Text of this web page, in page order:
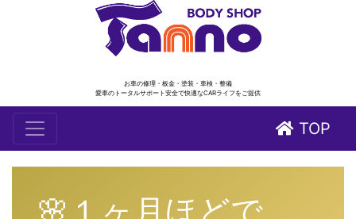
お車の修理・板金・塗装・車検・整備
愛車のトータルサポート安全で快適なCARライフをご提供
TOP
🌸１ヶ月ほどで